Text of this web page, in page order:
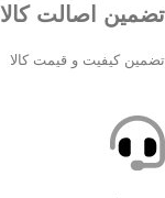
تضمین اصالت کالا
تضمین کیفیت و قیمت کالا